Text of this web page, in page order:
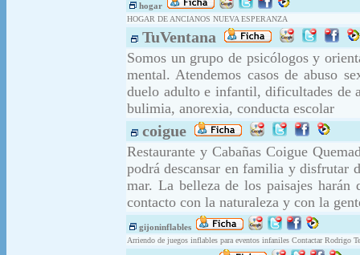
hogar
HOGAR DE ANCIANOS NUEVA ESPERANZA
TuVentana
Somos un grupo de psicólogos y
mental. Atendemos casos de abuso
duelo adulto e infantil, dificultades de
bulimia, anorexia, conducta escolar
coigue
Restaurante y Cabañas Coigue
podrá descansar en familia y disfrutar
mar. La belleza de los paisajes
contacto con la naturaleza y con la
gijoninflables
Arriendo de juegos inflables para eventos infaniles Contactar Rodrigo